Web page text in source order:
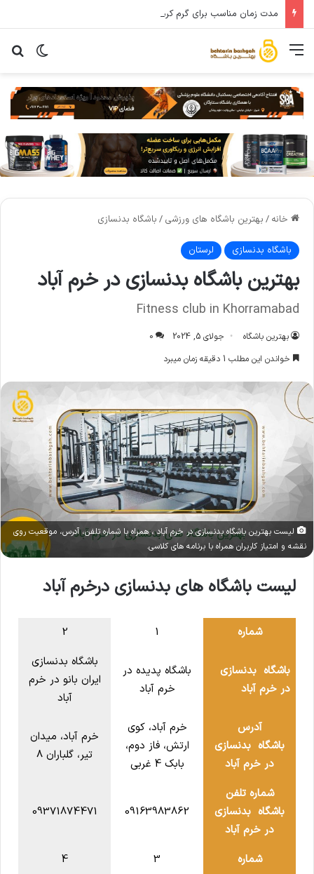
مدت زمان مناسب برای گرم کردن بدن پیش از تمرین چقدر هست؟
خانه / بهترین باشگاه های ورزشی / باشگاه بدنسازی
باشگاه بدنسازی لرستان
بهترین باشگاه بدنسازی در خرم آباد
Fitness club in Khorramabad
بهترین باشگاه جولای 5, 2024
0
خواندن این مطلب 1 دقیقه زمان میبرد
لیست بهترین باشگاه بدنسازی در خرم آباد ، همراه با شماره تلفن، آدرس، موقعیت روی
نقشه و امتیاز کاربران همراه با برنامه های کلاسی.
لیست باشگاه های بدنسازی درخرم آباد
شماره 1
2
باشگاه بدنسازی
در خرم آباد
باشگاه پدیده در
خرم آباد
باشگاه بدنسازی
ایران بانو در خرم
آباد
آدرس
باشگاه بدنسازی
در خرم آباد
خرم آباد، کوی
ارتش، فاز دوم،
بابک 4 غربی
خرم آباد، میدان
تیر، گلباران 8
شماره تلفن
باشگاه بدنسازی
در خرم آباد
09163983862
09371874471
شماره 3
4